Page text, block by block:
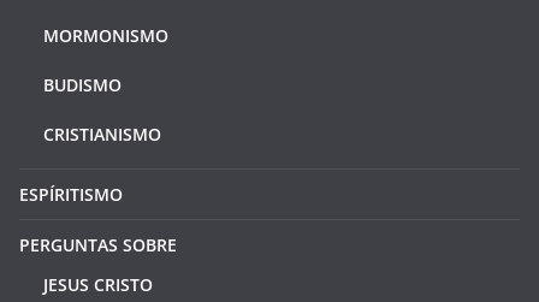
MORMONISMO
BUDISMO
CRISTIANISMO
ESPÍRITISMO
PERGUNTAS SOBRE
JESUS CRISTO